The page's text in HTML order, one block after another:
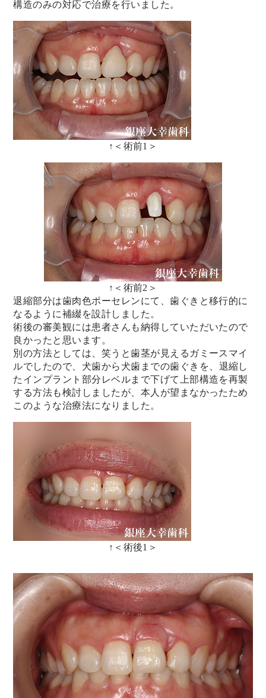
構造のみの対応で治療を行いました。
↑＜術前1＞
↑＜術前2＞
退縮部分は歯肉色ポーセレンにて、歯ぐきと移行的に
なるように補綴を設計しました。
術後の審美観には患者さんも納得していただいたので
良かったと思います。
別の方法としては、 笑うと歯茎が見えるガミースマイ
ルでしたので、 犬歯から犬歯までの歯ぐきを、 退縮し
たインプラント部分レベルまで下げて上部構造を再製
する方法も検討しましたが、 本人が望まなかったため
このような治療法になりました。
↑＜術後1＞